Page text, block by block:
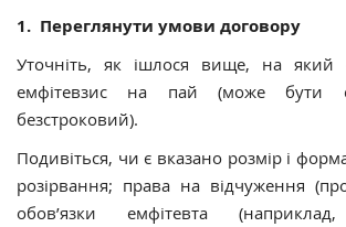
1. Переглянути умови договору
Уточніть, як ішлося вище, на який
емфітевзис на пай (може бути
безстроковий).
Подивіться, чи є вказано розмір і
розірвання; права на відчуження
обов’язки емфітевта (наприклад,